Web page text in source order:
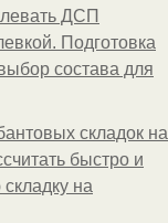
ДСП
Подготовка
состава для
складок на
быстро и
на